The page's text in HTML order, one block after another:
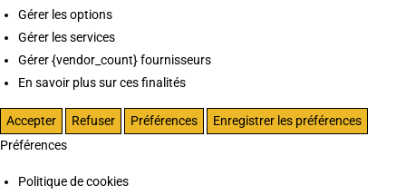
Gérer les options
Gérer les services
Gérer {vendor_count} fournisseurs
En savoir plus sur ces finalités
Accepter Refuser Préférences
Enregistrer les préférences
Préférences
Politique de cookies